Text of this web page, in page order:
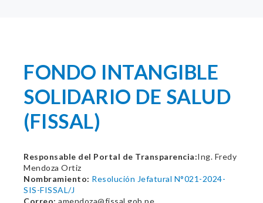
FONDO INTANGIBLE
SOLIDARIO DE SALUD
(FISSAL)
Responsable del Portal de Transparencia:Ing. Fredy
Mendoza Ortiz
Nombramiento: Resolución Jefatural N°021-2024-
SIS-FISSAL/J
Correo: amendoza@fissal.gob.pe